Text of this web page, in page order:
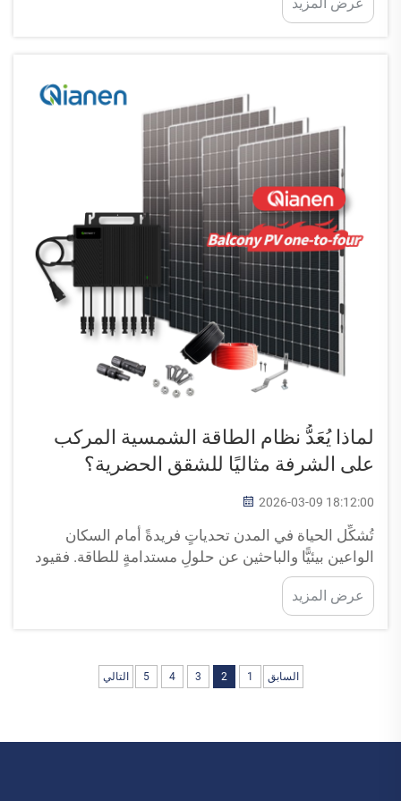
الشمسي أشعة الشمس إلى طاقة كهربائية قابلة
للاستخدام عبر تقنية متطورة...
لماذا يُعَدُّ نظام الطاقة الشمسية المركب
على الشرفة مثاليًا للشقق الحضرية؟
2026-03-09 18:12:00
تُشكِّل الحياة في المدن تحدياتٍ فريدةً أمام السكان
الواعين بيئيًّا والباحثين عن حلولٍ مستدامةٍ للطاقة. فقيود
المساحة، وتشريعات المباني، والقيود المفروضة على
المستأجرين تجعل تركيبات الألواح الشمسية التقليدية
على أسطح المباني غير عمليةٍ في كثيرٍ من الأحيان لـ...
عرض المزيد
السابق 1
2
3
4
5 التالي